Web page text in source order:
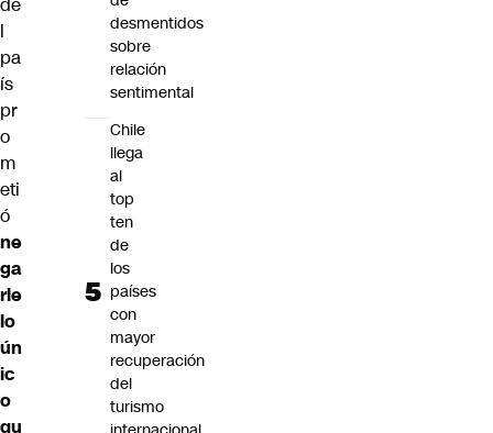
l
pa
ís
pr
o
m
eti
ó
ne
ga
rle
lo
ún
ic
o
qu
desmentidos
sobre
relación
sentimental
Chile
llega
al
top
ten
de
los
países
con
mayor
recuperación
del
turismo